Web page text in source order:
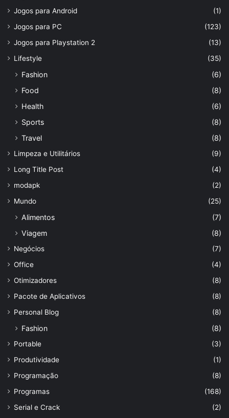
Jogos para Android
(1)
Jogos para PC
(123)
Jogos para Playstation 2
(13)
Lifestyle
(35)
Fashion
(6)
Food
(8)
Health
(6)
Sports
(8)
Travel
(8)
Limpeza e Utilitários
(9)
Long Title Post
(4)
modapk
(2)
Mundo
(25)
Alimentos
(7)
Viagem
(8)
Negócios
(7)
Office
(4)
Otimizadores
(8)
Pacote de Aplicativos
(8)
Personal Blog
(8)
Fashion (8)
Portable
(3)
Produtividade
(1)
Programação
(8)
Programas
(168)
Serial e Crack
(2)